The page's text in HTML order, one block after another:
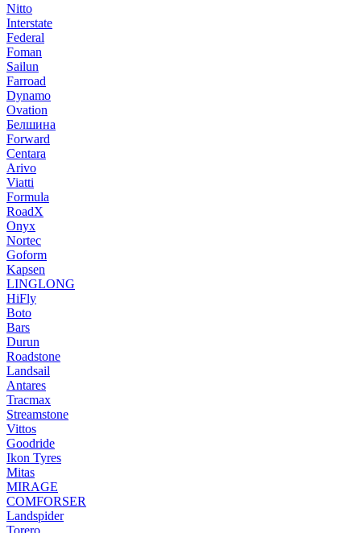
Nitto
Interstate
Federal
Foman
Sailun
Farroad
Dynamo
Ovation
Белшина
Forward
Centara
Arivo
Viatti
Formula
RoadX
Onyx
Nortec
Goform
Kapsen
LINGLONG
HiFly
Boto
Bars
Durun
Roadstone
Landsail
Antares
Tracmax
Streamstone
Vittos
Goodride
Ikon Tyres
Mitas
MIRAGE
COMFORSER
Landspider
Torero